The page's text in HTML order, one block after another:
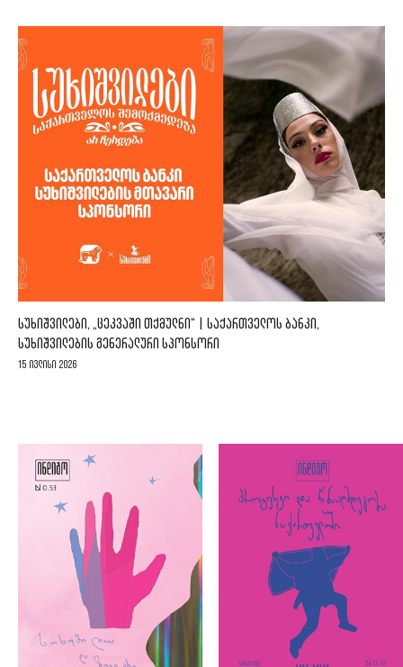
ᲡᲣᲮᲘᲨᲕᲘᲚᲔᲑᲘ, „ᲪᲔᲙᲕᲐᲨᲘ ᲗᲥᲛᲣᲚᲜᲘ“ | ᲡᲐᲥᲐᲠᲗᲕᲔᲚᲝᲡ ᲑᲐᲜᲙᲘ,
ᲡᲣᲮᲘᲨᲕᲘᲚᲔᲑᲘᲡ ᲒᲔᲜᲔᲠᲐᲚᲣᲠᲘ ᲡᲞᲝᲜᲡᲝᲠᲘ
15 ივლისი 2026